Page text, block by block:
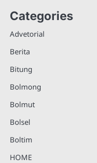
Categories
Advetorial
Berita
Bitung
Bolmong
Bolmut
Bolsel
Boltim
HOME